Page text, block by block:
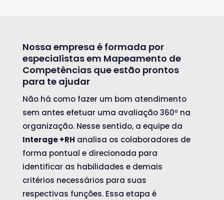
Nossa empresa é formada por
especialistas em Mapeamento de
Competências que estão prontos
para te ajudar
Não há como fazer um bom atendimento
sem antes efetuar uma avaliação 360º na
organização. Nesse sentido, a equipe da
Interage +RH analisa os colaboradores de
forma pontual e direcionada para
identificar as habilidades e demais
critérios necessários para suas
respectivas funções. Essa etapa é